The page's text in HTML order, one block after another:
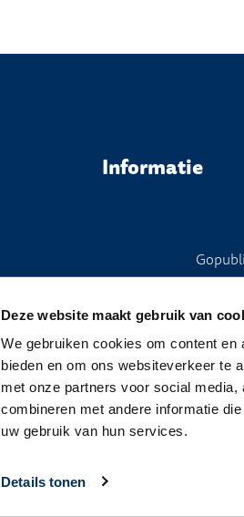
Deze website maakt gebruik van
We gebruiken cookies om content
bieden en om ons websiteverkeer te
met onze partners voor social
combineren met andere informatie
uw gebruik van hun services.
Details tonen
Informatie